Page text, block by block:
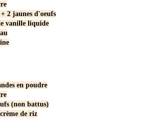
2 jaunes d'oeufs
vanille liquide
en poudre
(non battus)
de riz